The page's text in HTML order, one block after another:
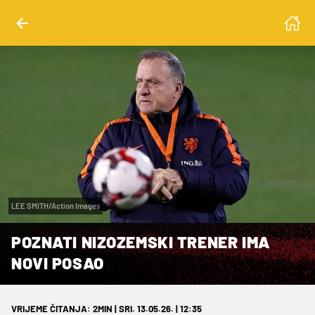
LEE SMITH/Action Images
POZNATI NIZOZEMSKI TRENER IMA
NOVI POSAO
VRIJEME ČITANJA: 2MIN | SRI. 13.05.26. | 12:35